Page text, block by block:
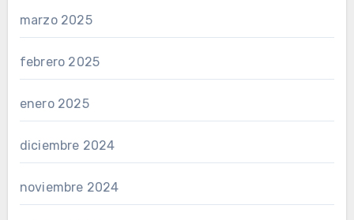
marzo 2025
febrero 2025
enero 2025
diciembre 2024
noviembre 2024